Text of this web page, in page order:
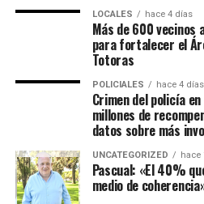
LOCALES hace 4 días
Más de 600 vecinos
para fortalecer el
Totoras
POLICIALES hace 4 días
Crimen del policía
millones de
datos sobre más
UNCATEGORIZED hace
Pascual: «El 40%
medio de